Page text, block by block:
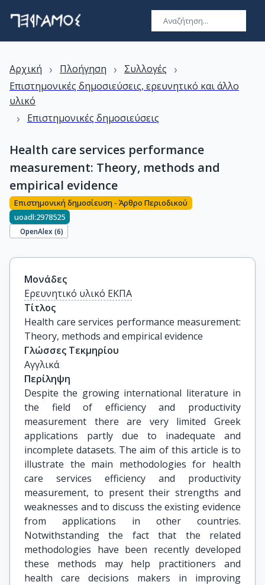
Αρχική › Πλοήγηση › Συλλογές ›
Επιστημονικές δημοσιεύσεις, ερευνητικό και άλλο
υλικό
› Επιστημονικές δημοσιεύσεις
Health care services performance
measurement: Theory, methods and
empirical evidence
Επιστημονική δημοσίευση - Άρθρο Περιοδικού
uoadl:2978525
OpenAlex (6)
Μονάδες
Ερευνητικό υλικό ΕΚΠΑ
Τίτλος
Health care services performance measurement:
Theory, methods and empirical evidence
Γλώσσες Τεκμηρίου
Αγγλικά
Περίληψη
Despite the growing international literature in
the field of efficiency and productivity
measurement there are very limited Greek
applications partly due to inadequate and
incomplete datasets. The aim of this article is to
illustrate the main methodologies for health
care services efficiency and productivity
measurement, to present their strengths and
weaknesses and to discuss the existing evidence
from applications in other countries.
Notwithstanding the fact that the related
methodologies have been recently developed
these methods may help practitioners and
health care decisions makers in improving